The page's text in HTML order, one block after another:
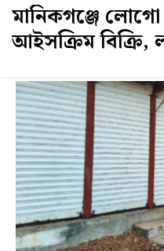
মানিকগঞ্জে
আইসক্রিম বিক্রি,